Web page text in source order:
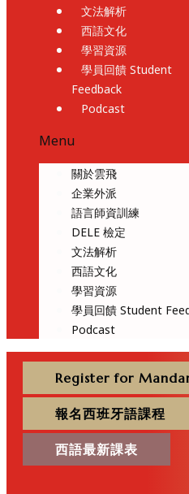
文法解析
西語文化
學習資源
學員回饋 Student
Feedback
Podcast
Menu
關於雲飛
企業外派
語言師資訓練
DELE 檢定
文法解析
西語文化
學習資源
學員回饋 Student
Podcast
Register for
報名西班牙語課程
西語最新課表